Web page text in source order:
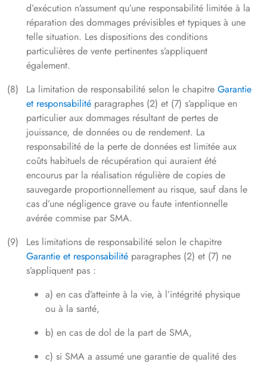
d’exécution n’assument qu’une responsabilité limitée à la
réparation des dommages prévisibles et typiques à une
telle situation. Les dispositions des conditions
particulières de vente pertinentes s’appliquent
également.
La limitation de responsabilité selon le chapitre Garantie
et responsabilité paragraphes (2) et (7) s’applique en
particulier aux dommages résultant de pertes de
jouissance, de données ou de rendement. La
responsabilité de la perte de données est limitée aux
coûts habituels de récupération qui auraient été
encourus par la réalisation régulière de copies de
sauvegarde proportionnellement au risque, sauf dans le
cas d’une négligence grave ou faute intentionnelle
avérée commise par SMA.
Les limitations de responsabilité selon le chapitre
Garantie et responsabilité paragraphes (2) et (7) ne
s’appliquent pas :
a) en cas d’atteinte à la vie, à l’intégrité physique
ou à la santé,
b) en cas de dol de la part de SMA,
c) si SMA a assumé une garantie de qualité des